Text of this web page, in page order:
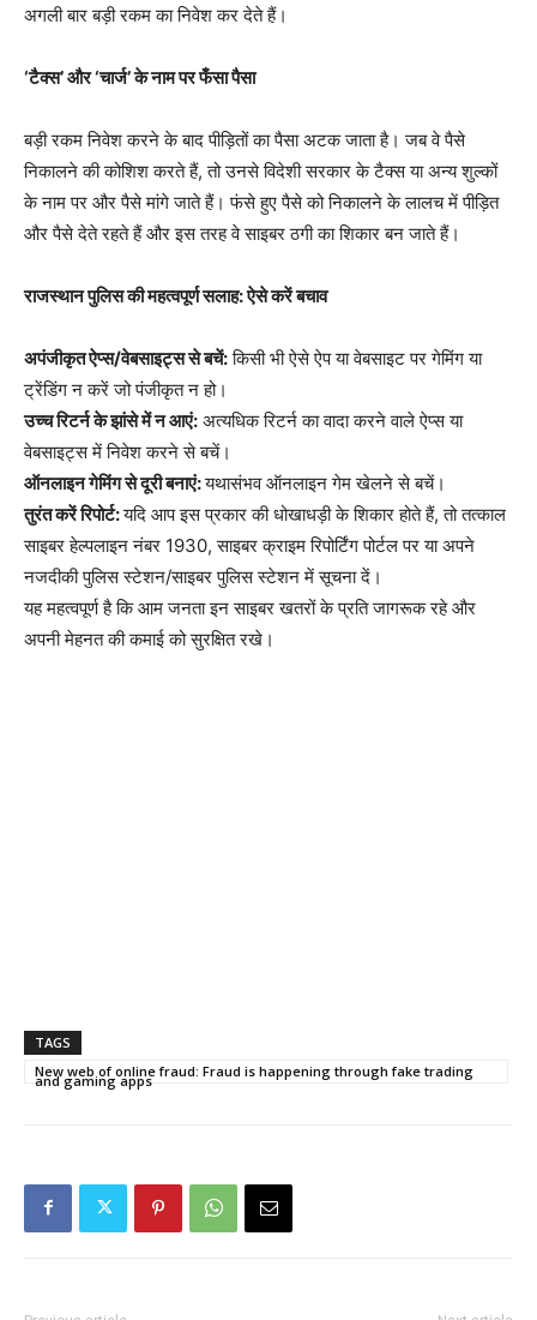
अगली बार बड़ी रकम का निवेश कर देते हैं।
‘टैक्स’ और ‘चार्ज’ के नाम पर फँसा पैसा
बड़ी रकम निवेश करने के बाद पीड़ितों का पैसा अटक जाता है। जब वे पैसे
निकालने की कोशिश करते हैं, तो उनसे विदेशी सरकार के टैक्स या अन्य शुल्कों
के नाम पर और पैसे मांगे जाते हैं। फंसे हुए पैसे को निकालने के लालच में पीड़ित
और पैसे देते रहते हैं और इस तरह वे साइबर ठगी का शिकार बन जाते हैं।
राजस्थान पुलिस की महत्वपूर्ण सलाह: ऐसे करें बचाव
अपंजीकृत ऐप्स/वेबसाइट्स से बचें:किसी भी ऐसे ऐप या वेबसाइट पर गेमिंग या
ट्रेंडिंग न करें जो पंजीकृत न हो।
उच्च रिटर्न के झांसे में न आएं: अत्यधिक रिटर्न का वादा करने वाले ऐप्स या
वेबसाइट्स में निवेश करने से बचें।
ऑनलाइन गेमिंग से दूरी बनाएं:यथासंभव ऑनलाइन गेम खेलने से बचें।
तुरंत करें रिपोर्ट:यदि आप इस प्रकार की धोखाधड़ी के शिकार होते हैं, तो तत्काल
साइबर हेल्पलाइन नंबर 1930, साइबर क्राइम रिपोर्टिंग पोर्टल पर या अपने
नजदीकी पुलिस स्टेशन/साइबर पुलिस स्टेशन में सूचना दें।
यह महत्वपूर्ण है कि आम जनता इन साइबर खतरों के प्रति जागरूक रहे और
अपनी मेहनत की कमाई को सुरक्षित रखे।
TAGS
New web of online fraud: Fraud is happening through fake trading
and gaming apps